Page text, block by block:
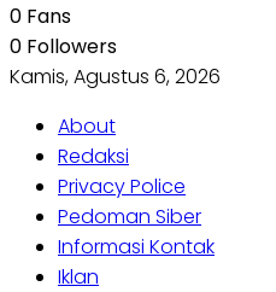
0 Fans
0 Followers
Kamis, Agustus 6, 2026
About
Redaksi
Privacy Police
Pedoman Siber
Informasi Kontak
Iklan